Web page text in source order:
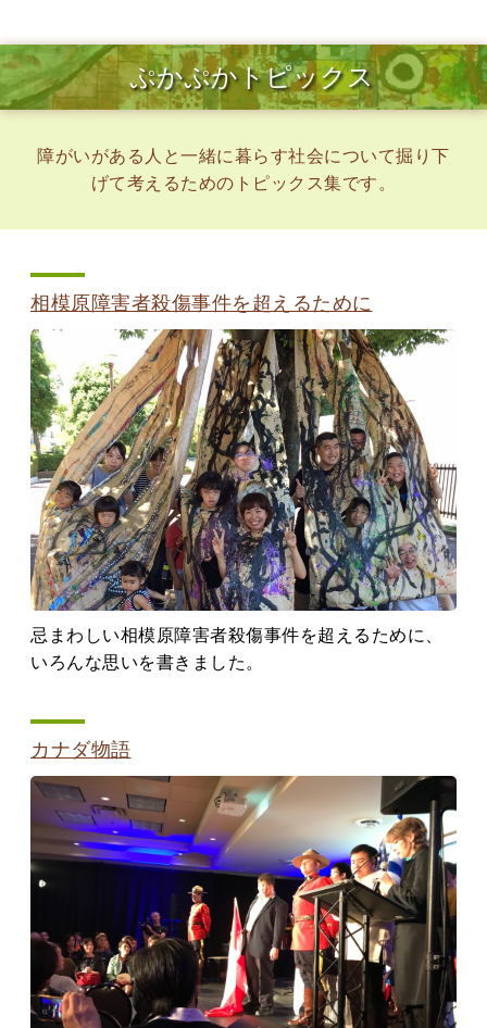
ぷかぷかトピックス
障がいがある人と一緒に暮らす社会について掘り下
げて考えるためのトピックス集です。
相模原障害者殺傷事件を超えるために
忌まわしい相模原障害者殺傷事件を超えるために、
いろんな思いを書きました。
カナダ物語